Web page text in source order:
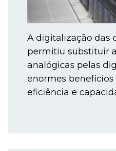
A digitalização das
permitiu substituir
analógicas pelas
enormes
eficiência e